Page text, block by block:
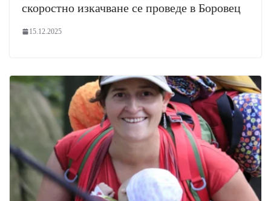
скоростно изкачване се проведе в Боровец
15.12.2025